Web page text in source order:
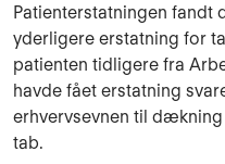
Patienterstatningen fandt
yderligere erstatning for
patienten tidligere fra
havde fået erstatning
erhvervsevnen til
tab.